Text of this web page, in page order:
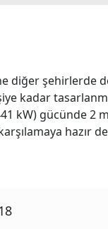
diğer şehirlerde
kadar
kW) gücünde 2
hazır